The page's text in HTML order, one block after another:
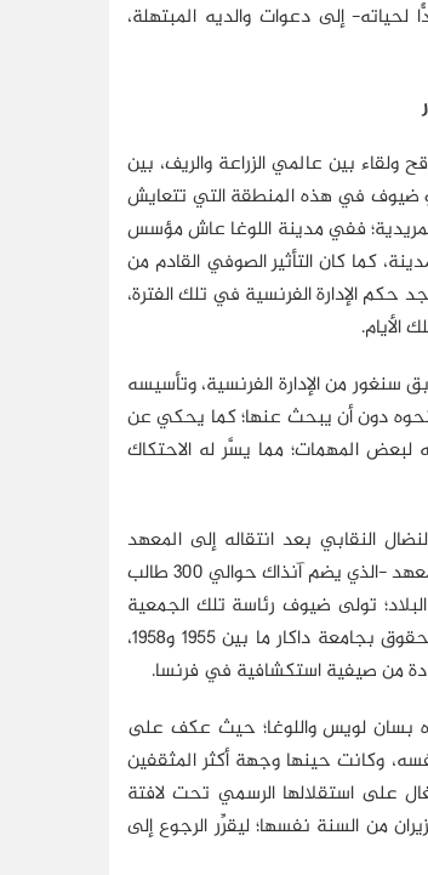
إلى دعوات والديه المبتهلة،
نقطة تلاقح ولقاء بين عالمي الزراعة والريف، بين
ضيوف في هذه المنطقة التي تتعايش
ففي مدينة اللوغا عاش مؤسس
كما كان التأثير الصوفي القادم من
حكم الإدارة الفرنسية في تلك الفترة،
متزامنًا مع استقالة الرئيس السابق سنغور من الإدارة الفرنسية، وتأسيسه
نحوه دون أن يبحث عنها؛ كما يحكي عن
المهمات؛ مما يسَّر له الاحتكاك
النقابي بعد انتقاله إلى المعهد
الفرنسي لإفريقيا السوداء بالعاصمة دكار عاصمة إفريقيا الغربية؛ حيث أسس مع مجموعة من طلاب المعهد -الذي يضم آنذاك حوالي 300 طالب
تولى ضيوف رئاسة تلك الجمعية
وهي في طور التأسيس، ثم كان ناشطًا في بعض النقابات الطلابية في مرحلة الدراسة في كلية الحقوق بجامعة داكار ما بين 1955 و1958،
من صيفية استكشافية في فرنسا.
إلى مراتع صباه بسان لويس واللوغا؛ حيث عكف على
وكانت حينها وجهة أكثر المثقفين
على استقلالها الرسمي تحت لافتة
شهر يونيو/حزيران من السنة نفسها؛ ليقرِّر الرجوع إلى